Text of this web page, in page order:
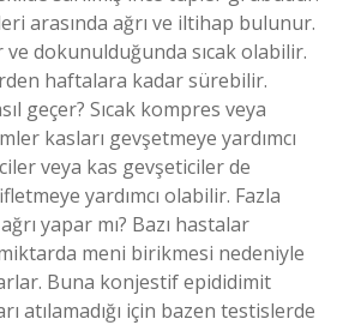
arasında ağrı ve iltihap bulunur.
dokunulduğunda sıcak olabilir.
haftalara kadar sürebilir.
geçer? Sıcak kompres veya
kasları gevşetmeye yardımcı
veya kas gevşeticiler de
yardımcı olabilir. Fazla
yapar mı? Bazı hastalar
meni birikmesi nedeniyle
Buna konjestif epididimit
atılamadığı için bazen testislerde